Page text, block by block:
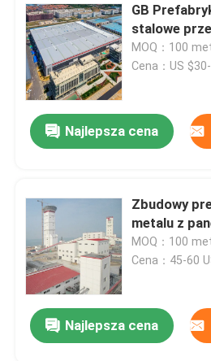
GB
stalowe
MOQ：100
Cena：US
Najlepsza cena
Zbudowy
metalu z
MOQ：100
Cena：45-60
Najlepsza cena